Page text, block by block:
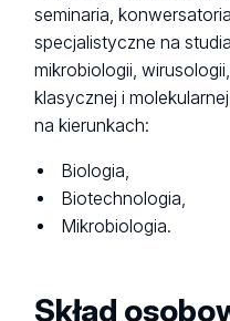
seminaria,
specjalistyczne na
mikrobiologii,
klasycznej i
na kierunkach:
Biologia,
Biotechnologia,
Mikrobiologia.
Skład